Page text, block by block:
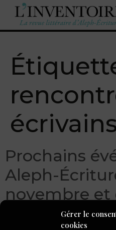
Gérer le
cookies
Prochains
Aleph-
novembre et